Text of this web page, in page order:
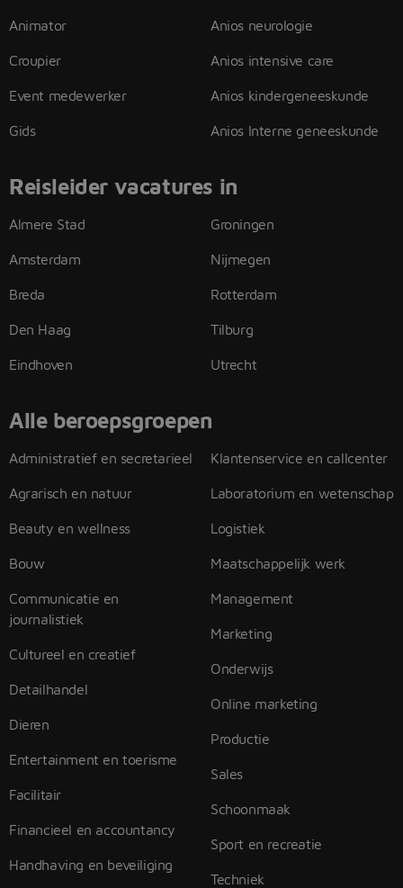
Animator
Croupier
Event medewerker
Gids
Anios neurologie
Anios intensive care
Anios kindergeneeskunde
Anios Interne geneeskunde
Reisleider vacatures in
Almere Stad
Amsterdam
Breda
Den Haag
Eindhoven
Groningen
Nijmegen
Rotterdam
Tilburg
Utrecht
Alle beroepsgroepen
Administratief en secretarieel
Agrarisch en natuur
Beauty en wellness
Bouw
Communicatie en
journalistiek
Cultureel en creatief
Detailhandel
Dieren
Entertainment en toerisme
Facilitair
Financieel en accountancy
Handhaving en beveiliging
Klantenservice en callcenter
Laboratorium en wetenschap
Logistiek
Maatschappelijk werk
Management
Marketing
Onderwijs
Online marketing
Productie
Sales
Schoonmaak
Sport en recreatie
Techniek